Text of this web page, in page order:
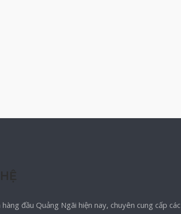
đầu Quảng Ngãi hiện nay, chuyên cung cấp các